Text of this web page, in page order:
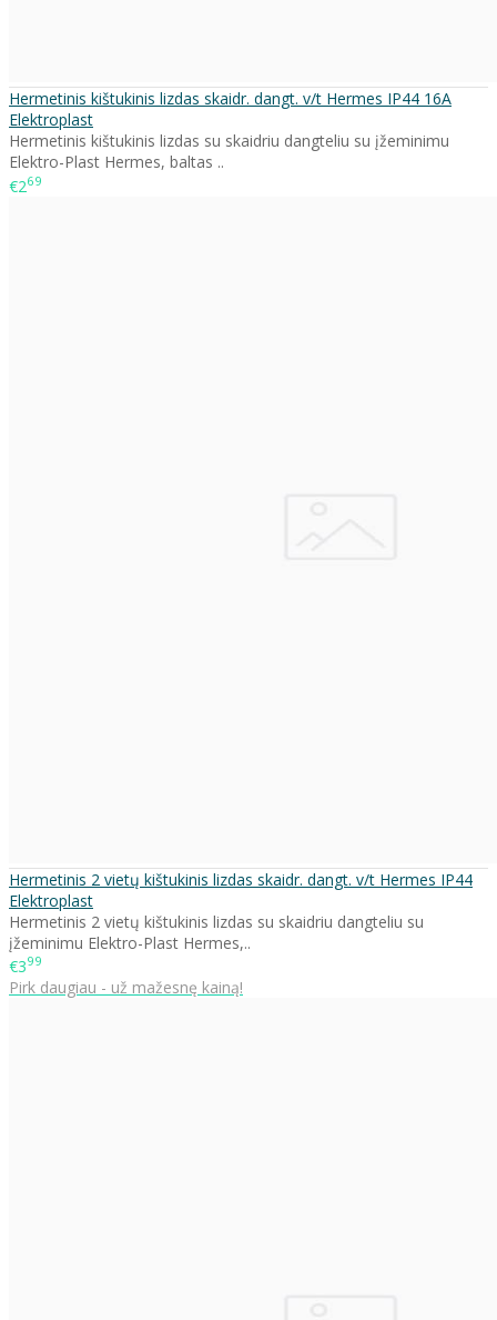
Hermetinis kištukinis lizdas skaidr. dangt. v/t Hermes IP44 16A
Elektroplast
Hermetinis kištukinis lizdas su skaidriu dangteliu su įžeminimu
Elektro-Plast Hermes, baltas ..
€269
Hermetinis 2 vietų kištukinis lizdas skaidr. dangt. v/t Hermes IP44
Elektroplast
Hermetinis 2 vietų kištukinis lizdas su skaidriu dangteliu su
įžeminimu Elektro-Plast Hermes,..
€399
Pirk daugiau - už mažesnę kainą!